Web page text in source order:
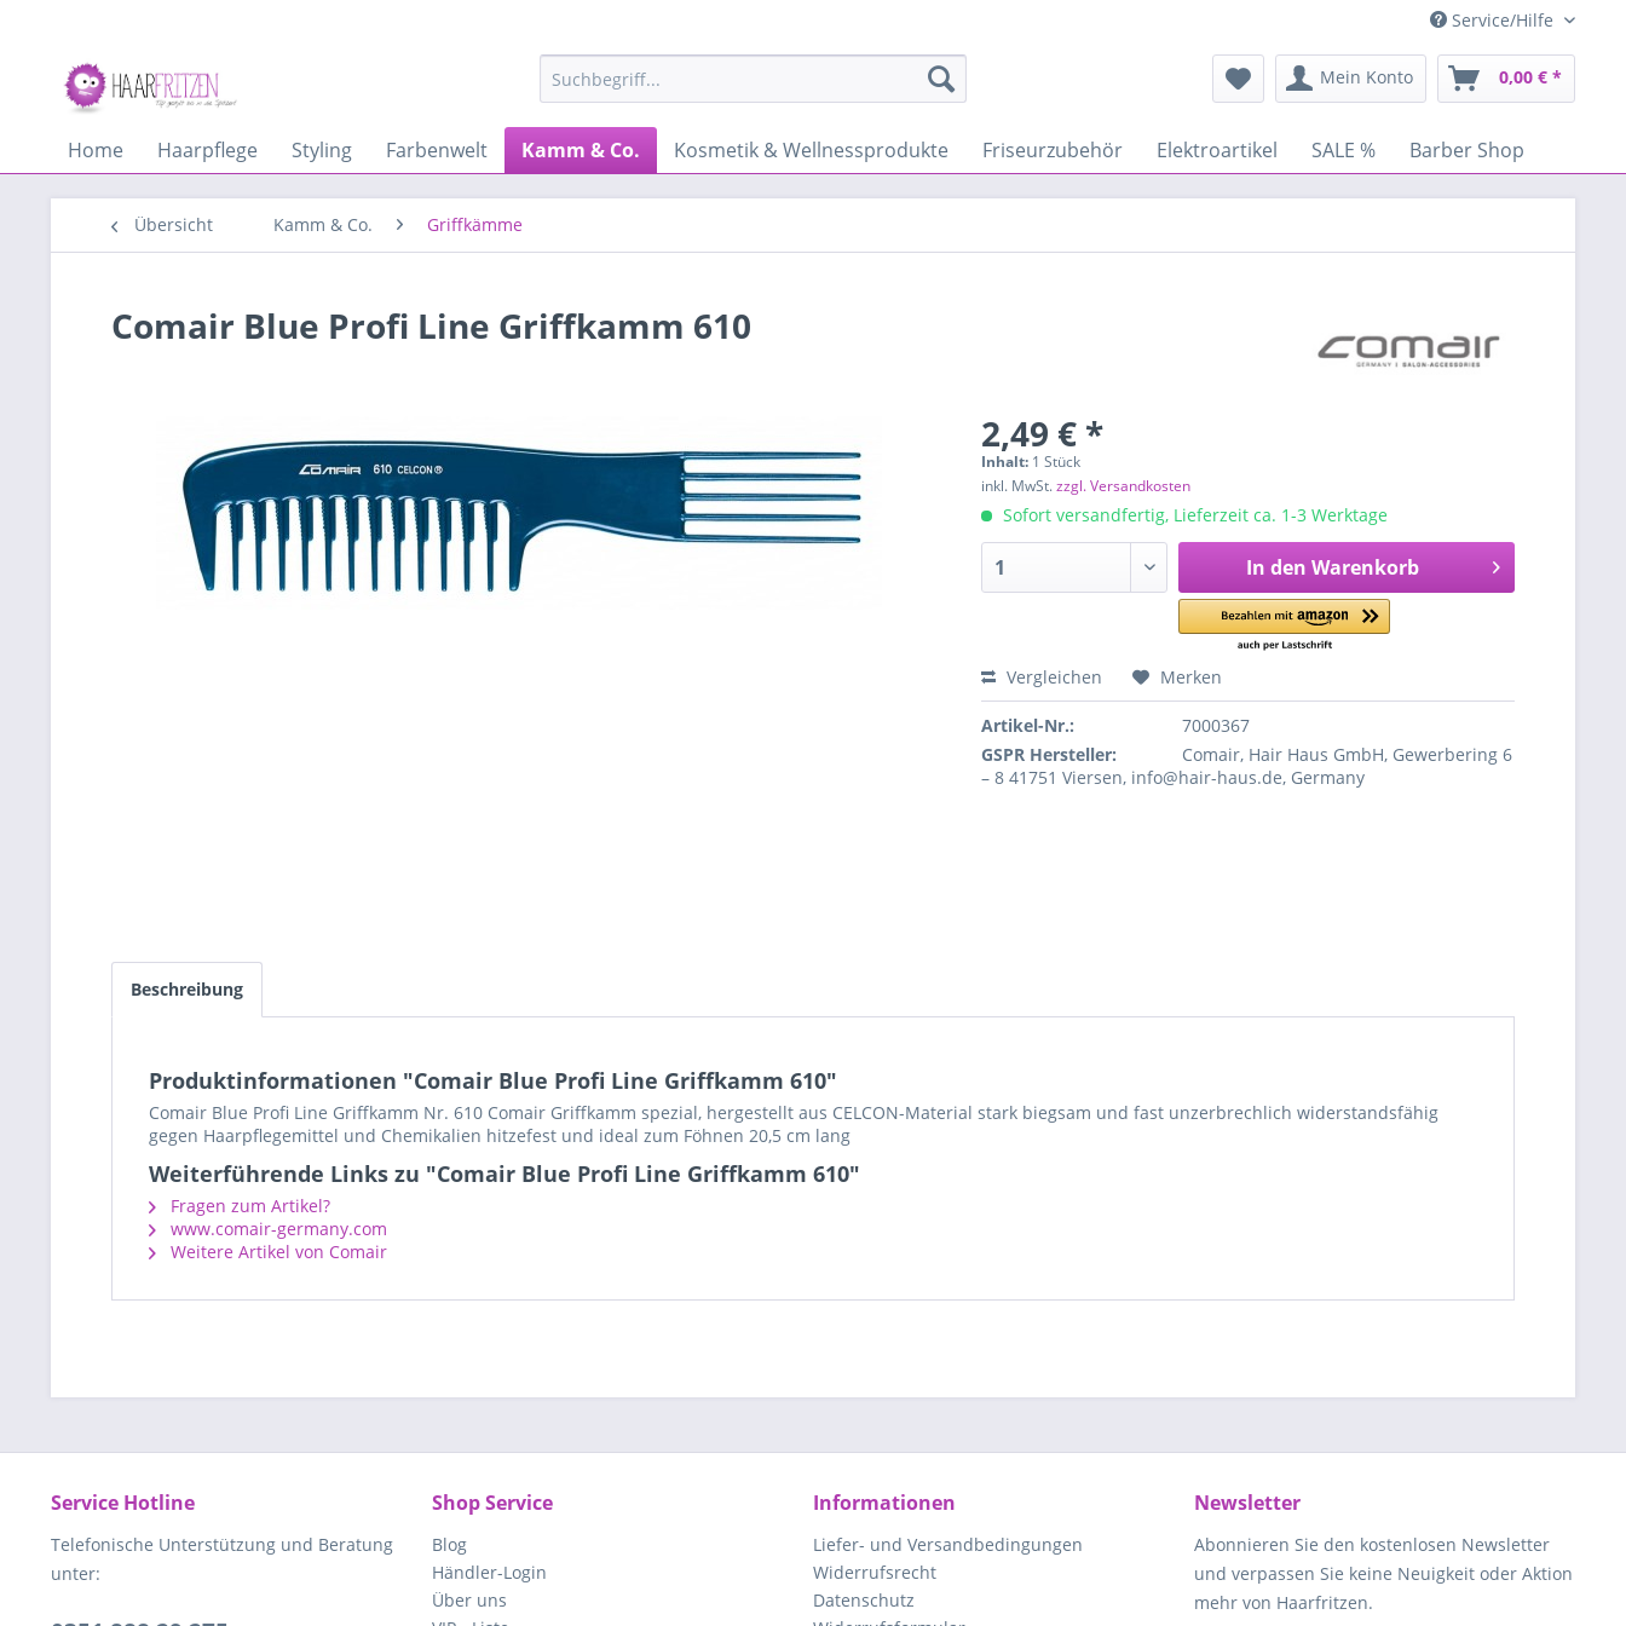
Service/Hilfe
Mein Konto 0,00 € *
Home Haarpflege Styling Farbenwelt Kamm & Co. Kosmetik & Wellnessprodukte Friseurzubehör Elektroartikel SALE % Barber Shop
Übersicht Kamm & Co. Griffkämme
Comair Blue Profi Line Griffkamm 610
2,49 € *
Inhalt: 1 Stück
inkl. MwSt.zzgl. Versandkosten
Sofort versandfertig, Lieferzeit ca. 1-3 Werktage
In den Warenkorb
Vergleichen Merken
Artikel-Nr.:
7000367
GSPR Hersteller:
Comair, Hair Haus GmbH, Gewerbering 6
– 8 41751 Viersen, info@hair-haus.de, Germany
Beschreibung
Produktinformationen "Comair Blue Profi Line Griffkamm 610"
Comair Blue Profi Line Griffkamm Nr. 610 Comair Griffkamm spezial, hergestellt aus CELCON-Material stark biegsam und fast unzerbrechlich widerstandsfähig
gegen Haarpflegemittel und Chemikalien hitzefest und ideal zum Föhnen 20,5 cm lang
Weiterführende Links zu "Comair Blue Profi Line Griffkamm 610"
Fragen zum Artikel?
www.comair-germany.com
Weitere Artikel von Comair
Service Hotline
Telefonische Unterstützung und Beratung
unter:
Shop Service
Blog
Händler-Login
Über uns
Informationen
Liefer- und Versandbedingungen
Widerrufsrecht
Datenschutz
Newsletter
Abonnieren Sie den kostenlosen Newsletter
und verpassen Sie keine Neuigkeit oder Aktion
mehr von Haarfritzen.